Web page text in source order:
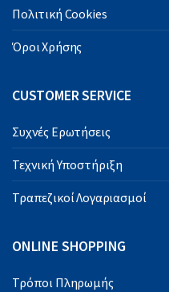
Πολιτική Cookies
Όροι Χρήσης
CUSTOMER SERVICE
Συχνές Ερωτήσεις
Τεχνική Υποστήριξη
Τραπεζικοί Λογαριασμοί
ONLINE SHOPPING
Τρόποι Πληρωμής